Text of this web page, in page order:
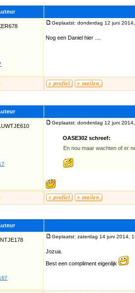
Geplaatst: donderdag 12 juni
Nog een Daniel hier ....
Geplaatst: donderdag 12 juni
OASE302 schreef:
En nou maar wachten of er
Geplaatst: zaterdag 14 juni 2014,
Jozua.
Best een compliment eigenlijk